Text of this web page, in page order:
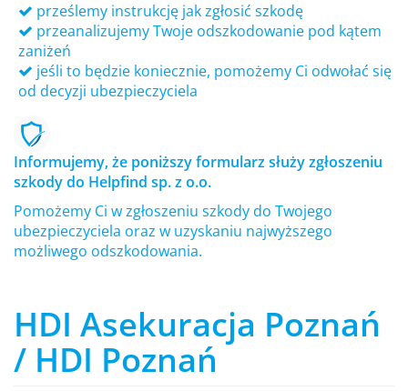
prześlemy instrukcję jak zgłosić szkodę
przeanalizujemy Twoje odszkodowanie pod kątem
zaniżeń
jeśli to będzie koniecznie, pomożemy Ci odwołać się
od decyzji ubezpieczyciela
Informujemy, że poniższy formularz służy zgłoszeniu
szkody do Helpfind sp. z o.o.
Pomożemy Ci w zgłoszeniu szkody do Twojego
ubezpieczyciela oraz w uzyskaniu najwyższego
możliwego odszkodowania.
HDI Asekuracja Poznań
/ HDI Poznań